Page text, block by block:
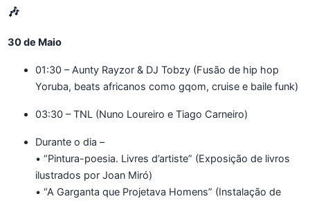
🎶
30 de Maio
01:30 – Aunty Rayzor & DJ Tobzy (Fusão de hip hop
Yoruba, beats africanos como gqom, cruise e baile funk)
03:30 – TNL (Nuno Loureiro e Tiago Carneiro)
Durante o dia –
• “Pintura-poesia. Livres d’artiste” (Exposição de livros
ilustrados por Joan Miró)
• “A Garganta que Projetava Homens” (Instalação de